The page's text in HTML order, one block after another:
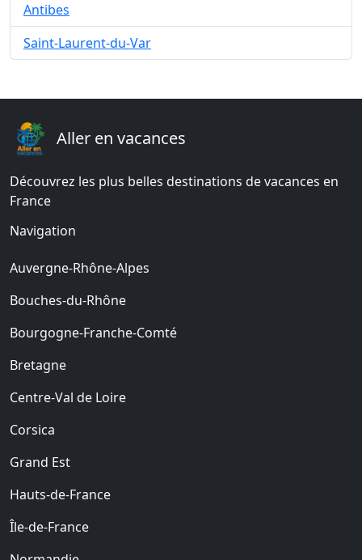
Antibes
Saint-Laurent-du-Var
Aller en vacances
Découvrez les plus belles destinations de vacances en
France
Navigation
Auvergne-Rhône-Alpes
Bouches-du-Rhône
Bourgogne-Franche-Comté
Bretagne
Centre-Val de Loire
Corsica
Grand Est
Hauts-de-France
Île-de-France